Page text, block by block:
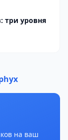
три уровня
на ваш